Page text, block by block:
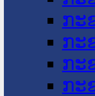
ກະ
ກະ
ກະ
ກະ